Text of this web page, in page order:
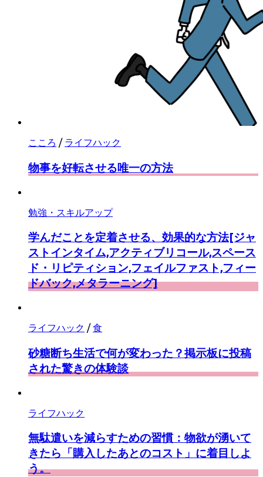
こころ / ライフハック
物事を好転させる唯一の方法
勉強・スキルアップ
学んだことを定着させる、効果的な方法[ジャ
ストインタイム,アクティブリコール,スペース
ド・リピティション,フェイルファスト,フィー
ドバック,メタラーニング]
ライフハック /食
砂糖断ち生活で何が変わった？掲示板に投稿
された驚きの体験談
ライフハック
無駄遣いを減らすための習慣：物欲が湧いて
きたら「購入したあとのコスト」に着目しよ
う。